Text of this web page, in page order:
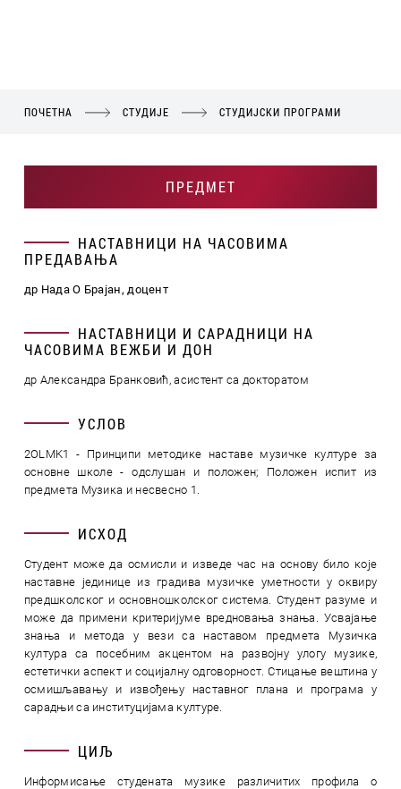
ПОЧЕТНА СТУДИЈЕ СТУДИЈСКИ ПРОГРАМИ
ПРЕДМЕТ
НАСТАВНИЦИ НА ЧАСОВИМА
ПРЕДАВАЊА
др Нада О Брајан, доцент
НАСТАВНИЦИ И САРАДНИЦИ НА
ЧАСОВИМА ВЕЖБИ И ДОН
др Александра Бранковић, асистент са докторатом
УСЛОВ
2OLMK1 - Принципи методике наставе музичке културе за
основне школе - одслушан и положен; Положен испит из
предмета Музика и несвесно 1.
ИСХОД
Студент може да осмисли и изведе час на основу било које
наставне јединице из градива музичке уметности у оквиру
предшколског и основношколског система. Студент разуме и
може да примени критеријуме вредновања знања. Усвајање
знања и метода у вези са наставом предмета Музичка
култура са посебним акцентом на развојну улогу музике,
естетички аспект и социјалну одговорност. Стицање вештина у
осмишљавању и извођењу наставног плана и програма у
сарадњи са институцијама културе.
ЦИЉ
Информисање студената музике различитих профила о